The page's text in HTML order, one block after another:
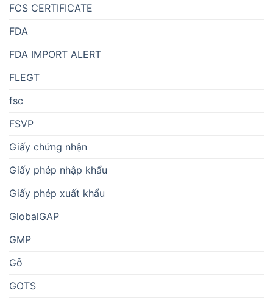
FCS CERTIFICATE
FDA
FDA IMPORT ALERT
FLEGT
fsc
FSVP
Giấy chứng nhận
Giấy phép nhập khẩu
Giấy phép xuất khẩu
GlobalGAP
GMP
Gỗ
GOTS